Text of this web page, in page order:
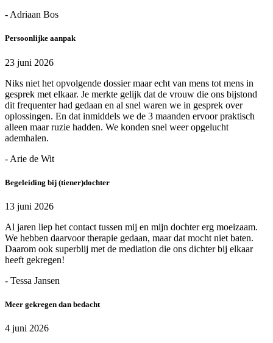
- Adriaan Bos
Persoonlijke aanpak
23 juni 2026
Niks niet het opvolgende dossier maar echt van mens tot mens in
gesprek met elkaar. Je merkte gelijk dat de vrouw die ons bijstond
dit frequenter had gedaan en al snel waren we in gesprek over
oplossingen. En dat inmiddels we de 3 maanden ervoor praktisch
alleen maar ruzie hadden. We konden snel weer opgelucht
ademhalen.
- Arie de Wit
Begeleiding bij (tiener)dochter
13 juni 2026
Al jaren liep het contact tussen mij en mijn dochter erg moeizaam.
We hebben daarvoor therapie gedaan, maar dat mocht niet baten.
Daarom ook superblij met de mediation die ons dichter bij elkaar
heeft gekregen!
- Tessa Jansen
Meer gekregen dan bedacht
4 juni 2026